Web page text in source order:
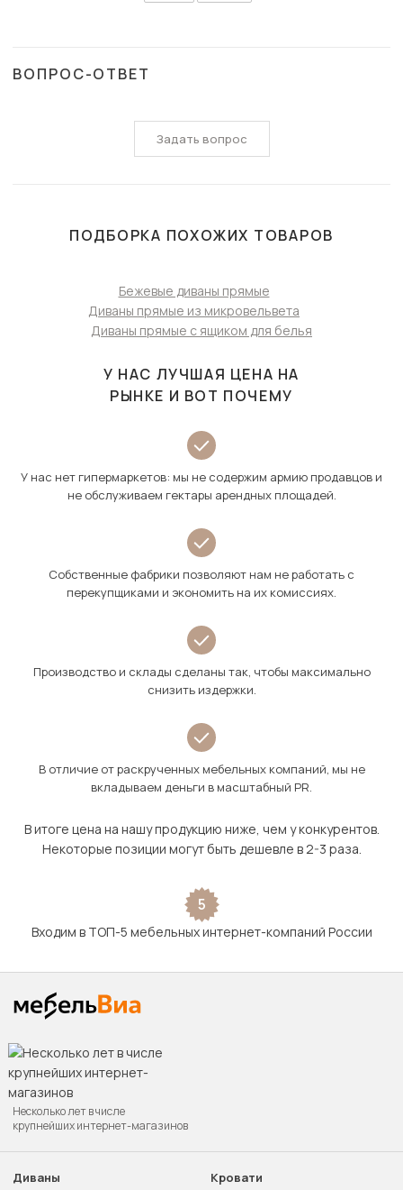
ВОПРОС-ОТВЕТ
Задать вопрос
ПОДБОРКА ПОХОЖИХ ТОВАРОВ
Бежевые диваны прямые
Диваны прямые из микровельвета
Диваны прямые с ящиком для белья
У НАС ЛУЧШАЯ ЦЕНА НА
РЫНКЕ И ВОТ ПОЧЕМУ
У нас нет гипермаркетов: мы не содержим армию продавцов и
не обслуживаем гектары арендных площадей.
Собственные фабрики позволяют нам не работать с
перекупщиками и экономить на их комиссиях.
Производство и склады сделаны так, чтобы максимально
снизить издержки.
В отличие от раскрученных мебельных компаний, мы не
вкладываем деньги в масштабный PR.
В итоге цена на нашу продукцию ниже, чем у конкурентов.
Некоторые позиции могут быть дешевле в 2-3 раза.
5
Входим в ТОП-5 мебельных интернет-компаний России
Несколько лет в числе
крупнейших интернет-магазинов
Диваны
Кровати